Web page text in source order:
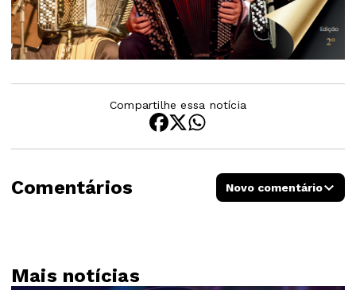
Compartilhe essa notícia
Comentários Novo comentário
Mais notícias